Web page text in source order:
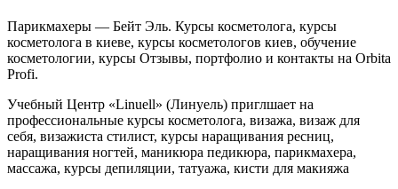
Парикмахеры — Бейт Эль. Курсы косметолога, курсы
косметолога в киеве, курсы косметологов киев, обучение
косметологии, курсы Отзывы, портфолио и контакты на Orbita
Profi.
Учебный Центр «Linuell» (Линуель) приглшает на
профессиональные курсы косметолога, визажа, визаж для
себя, визажиста стилист, курсы наращивания ресниц,
наращивания ногтей, маникюра педикюра, парикмахера,
массажа, курсы депиляции, татуажа, кисти для макияжа